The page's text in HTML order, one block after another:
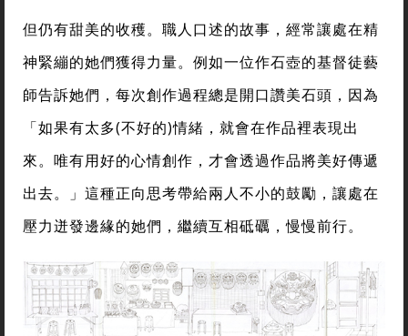
但仍有甜美的收穫。職人口述的故事，經常讓處在精
神緊繃的她們獲得力量。例如一位作石壺的基督徒藝
師告訴她們，每次創作過程總是開口讚美石頭，因為
「如果有太多(不好的)情緒，就會在作品裡表現出
來。唯有用好的心情創作，才會透過作品將美好傳遞
出去。」這種正向思考帶給兩人不小的鼓勵，讓處在
壓力迸發邊緣的她們，繼續互相砥礪，慢慢前行。